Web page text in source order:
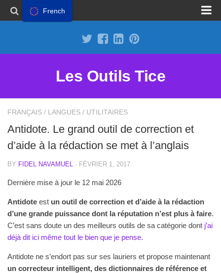
Les Outils Tice
FRANÇAIS / LANGUES / UTILITAIRES
Antidote. Le grand outil de correction et
d’aide à la rédaction se met à l’anglais
BY FIDEL NAVAMUEL · FÉVRIER 1, 2017
Dernière mise à jour le 12 mai 2026
Antidote est un outil de correction et d’aide à la rédaction
d’une grande puissance dont la réputation n’est plus à faire.
C’est sans doute un des meilleurs outils de sa catégorie dont j’ai
déjà dit ici même tout le bien que je pense.
Antidote ne s’endort pas sur ses lauriers et propose maintenant
un correcteur intelligent, des dictionnaires de référence et
French